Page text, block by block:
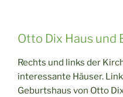
Otto Dix Haus und
Rechts und links der
interessante Häuser.
Geburtshaus von Otto